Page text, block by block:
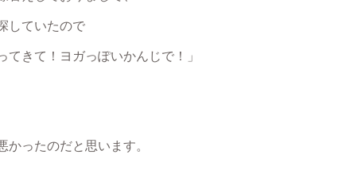
していたので
てきて！ヨガっぽいかんじで！」
かったのだと思います。